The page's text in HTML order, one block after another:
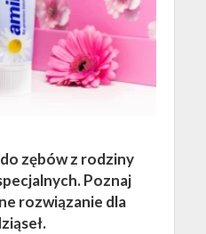
zębów z rodziny
Poznaj
rozwiązanie dla